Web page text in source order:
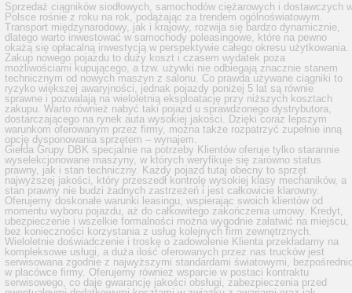
Sprzedaż ciągników siodłowych, samochodów ciężarowych i dostawczych
Polsce rośnie z roku na rok, podążając za trendem ogólnoświatowym.
Transport międzynarodowy, jak i krajowy, rozwija się bardzo dynamicznie,
dlatego warto inwestować w samochody poleasingowe, które na pewno
okażą się opłacalną inwestycją w perspektywie całego okresu użytkowania.
Zakup nowego pojazdu to duży koszt i czasem wydatek poza
możliwościami kupującego, a tzw. używki nie odbiegają znacznie stanem
technicznym od nowych maszyn z salonu. Co prawda używane ciągniki to
ryzyko większej awaryjności, jednak pojazdy poniżej 5 lat są równie
sprawne i pozwalają na wieloletnią eksploatację przy niższych kosztach
zakupu. Warto również nabyć taki pojazd u sprawdzonego dystrybutora,
dostarczającego na rynek auta wysokiej jakości. Dzięki coraz lepszym
warunkom oferowanym przez firmy, można także rozpatrzyć zupełnie inną
opcję dysponowania sprzętem – wynajem.
Giełda Grupy DBK specjalnie na potrzeby Klientów oferuje tylko starannie
wyselekcjonowane maszyny, w których weryfikuje się zarówno status
prawny, jak i stan techniczny. Każdy pojazd tutaj obecny to sprzęt
najwyższej jakości, który przeszedł kontrolę wysokiej klasy mechaników, a
stan prawny nie budzi żadnych zastrzeżeń i jest całkowicie klarowny.
Oferujemy doskonałe warunki leasingu, wspierając swoich klientów od
momentu wyboru pojazdu, aż do całkowitego zakończenia umowy. Kredyt,
ubezpieczenie i wszelkie formalności można wygodnie załatwić na miejscu,
bez konieczności korzystania z usług kolejnych firm zewnętrznych.
Wieloletnie doświadczenie i troskę o zadowolenie Klienta przekładamy na
kompleksowe usługi, a duża ilość oferowanych przez nas trucków jest
serwisowana zgodnie z najwyższymi standardami światowymi,
w placówce firmy. Oferujemy również wsparcie w postaci kontraktu
serwisowego, co daje gwarancję jakości obsługi, zabezpieczenia przed